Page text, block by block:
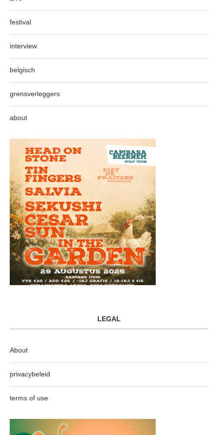
festival
interview
belgisch
grensverleggers
about
LEGAL
About
privacybeleid
terms of use